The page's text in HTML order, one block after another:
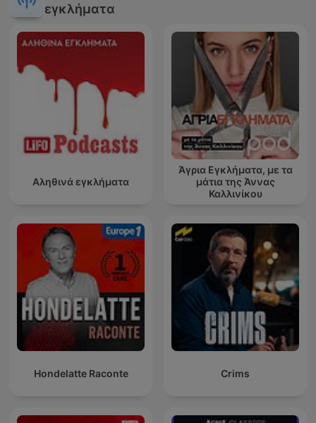
εγκλήματα
Αληθινά εγκλήματα
Άγρια Εγκλήματα, με τα
μάτια της Άννας
Καλλινίκου
Hondelatte Raconte Crims